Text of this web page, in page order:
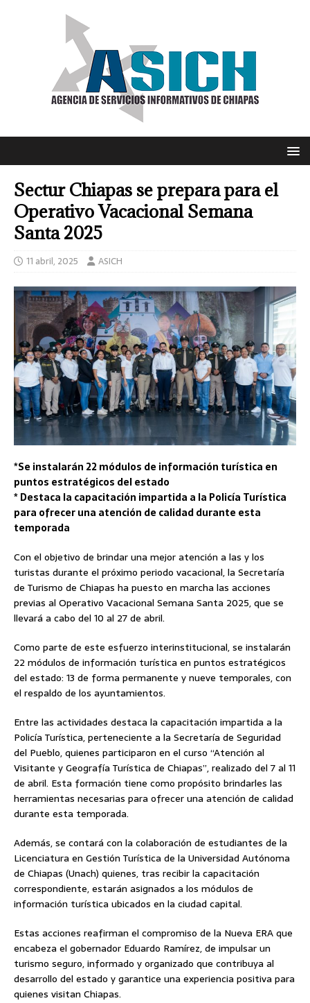
Sectur Chiapas se prepara para el
Operativo Vacacional Semana
Santa 2025
11 abril, 2025 ASICH
*Se instalarán 22 módulos de información turística en
puntos estratégicos del estado
* Destaca la capacitación impartida a la Policía Turística
para ofrecer una atención de calidad durante esta
temporada
Con el objetivo de brindar una mejor atención a las y los
turistas durante el próximo periodo vacacional, la Secretaría
de Turismo de Chiapas ha puesto en marcha las acciones
previas al Operativo Vacacional Semana Santa 2025, que se
llevará a cabo del 10 al 27 de abril.
Como parte de este esfuerzo interinstitucional, se instalarán
22 módulos de información turística en puntos estratégicos
del estado: 13 de forma permanente y nueve temporales, con
el respaldo de los ayuntamientos.
Entre las actividades destaca la capacitación impartida a la
Policía Turística, perteneciente a la Secretaría de Seguridad
del Pueblo, quienes participaron en el curso “Atención al
Visitante y Geografía Turística de Chiapas”, realizado del 7 al 11
de abril. Esta formación tiene como propósito brindarles las
herramientas necesarias para ofrecer una atención de calidad
durante esta temporada.
Además, se contará con la colaboración de estudiantes de la
Licenciatura en Gestión Turística de la Universidad Autónoma
de Chiapas (Unach) quienes, tras recibir la capacitación
correspondiente, estarán asignados a los módulos de
información turística ubicados en la ciudad capital.
Estas acciones reafirman el compromiso de la Nueva ERA que
encabeza el gobernador Eduardo Ramírez, de impulsar un
turismo seguro, informado y organizado que contribuya al
desarrollo del estado y garantice una experiencia positiva para
quienes visitan Chiapas.